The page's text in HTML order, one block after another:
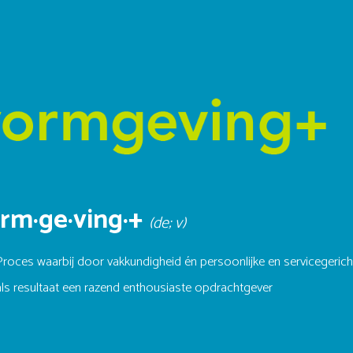
(de; v)
waarbij door vakkundigheid én persoonlijke en
resultaat een razend enthousiaste opdrachtgever